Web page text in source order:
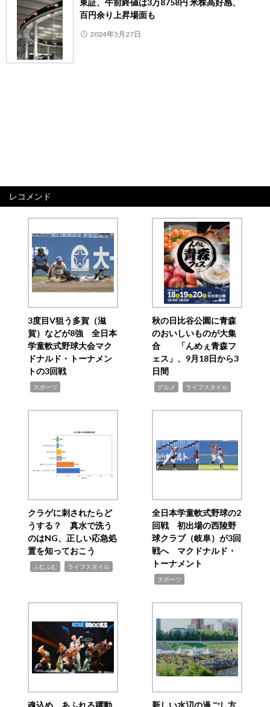
東証、午前終値は3万8758円 米株高好感、
百円余り上昇場面も
2024年5月27日
レコメンド
3度目V狙う多賀（滋
賀）などが8強 全日本
学童軟式野球大会マク
ドナルド・トーナメン
トの3回戦
スポーツ
秋の日比谷公園に青森
のおいしいものが大集
合 「んめぇ青森フ
ェス」、9月18日から3
日間
グルメ ライフスタイル
クラゲに刺されたらど
うする？ 真水で洗う
のはNG、正しい応急処
置を知っておこう
ふむふむ ライフスタイル
全日本学童軟式野球の2
回戦 初出場の西陵野
球クラブ（岐阜）が3回
戦へ マクドナルド・
トーナメント
スポーツ